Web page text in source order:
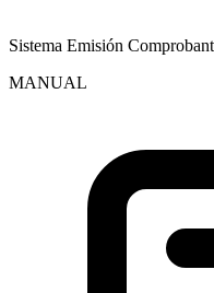
Sistema Emisión
MANUAL